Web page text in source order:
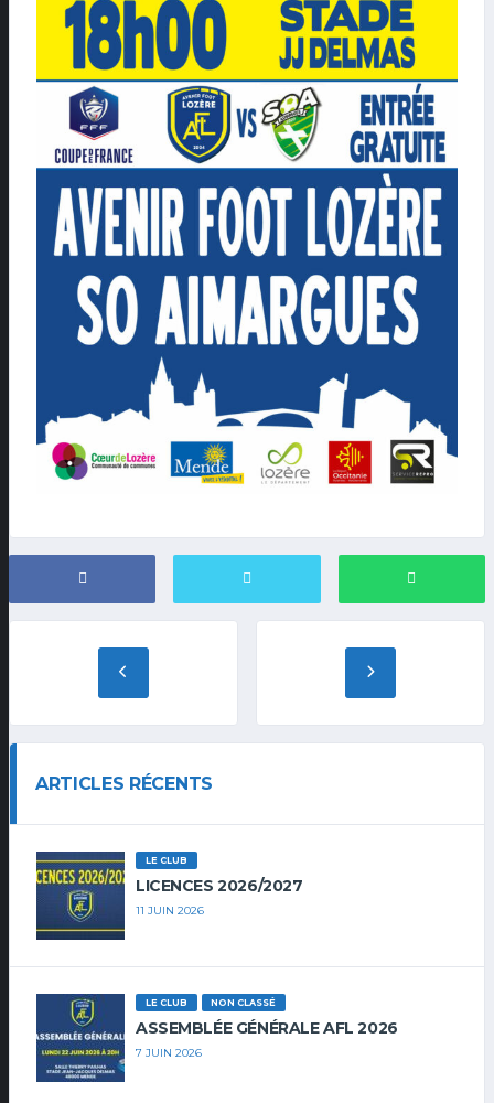
ARTICLES RÉCENTS
LE CLUB
LICENCES 2026/2027
11 JUIN 2026
LE CLUB NON CLASSÉ
ASSEMBLÉE GÉNÉRALE AFL 2026
7 JUIN 2026